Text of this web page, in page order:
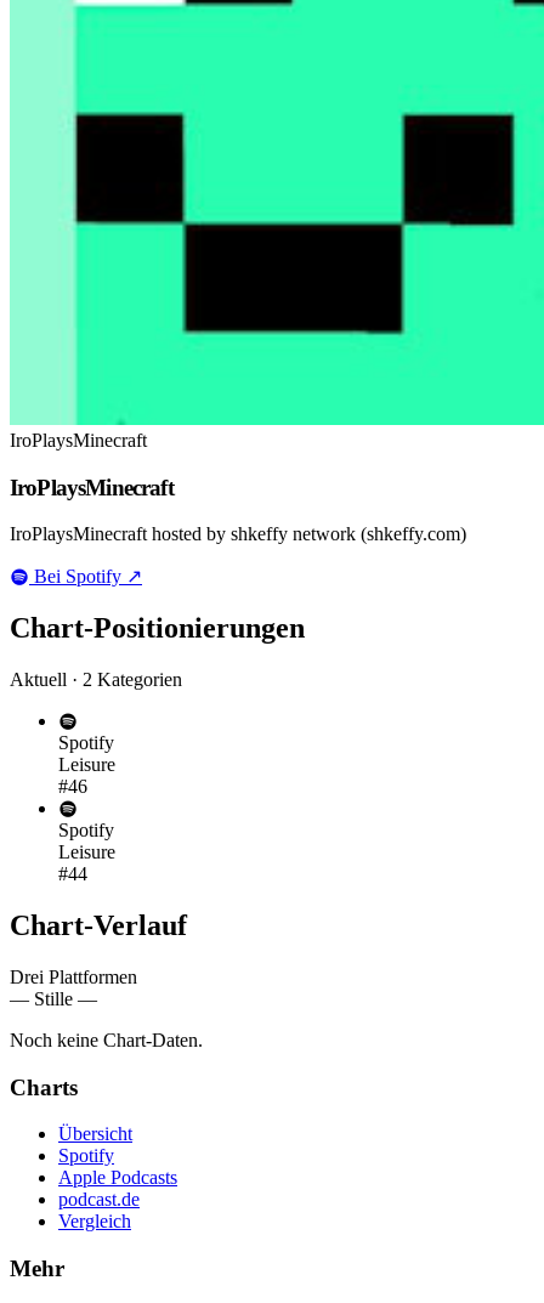
IroPlaysMinecraft
IroPlaysMinecraft
IroPlaysMinecraft hosted by shkeffy network (shkeffy.com)
Bei Spotify ↗
Chart-Positionierungen
Aktuell · 2 Kategorien
Spotify
Leisure
#46
Spotify
Leisure
#44
Chart-Verlauf
Drei Plattformen
— Stille —
Noch keine Chart-Daten.
Charts
Übersicht
Spotify
Apple Podcasts
podcast.de
Vergleich
Mehr